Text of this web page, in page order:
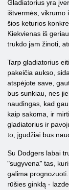
Gladiatorius yra
ištvermės, vikrumo
šios keturios
Kiekvienas iš
trukdo jam žinoti,
Tarp gladiatorius
pakeičia aukso,
atspėjote save,
bus sunkiau, nes
naudingas, kad
kaip sakoma, ir
gladiatorius ir
to, įgūdžiai bus
Su Dodgers labai
"sugyvena" tas,
galima
rūšies ginklą -